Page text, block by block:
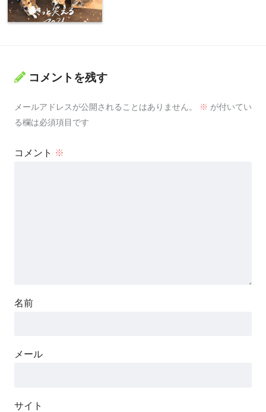
コメントを残す
メールアドレスが公開されることはありません。 ※ が付いてい
る欄は必須項目です
コメント ※
名前
メール
サイト